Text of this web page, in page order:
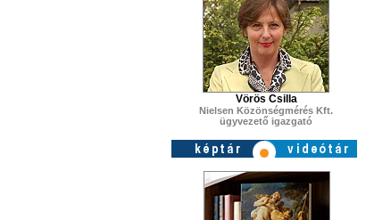
Vörös Csilla
Nielsen Közönségmérés Kft.
ügyvezető igazgató